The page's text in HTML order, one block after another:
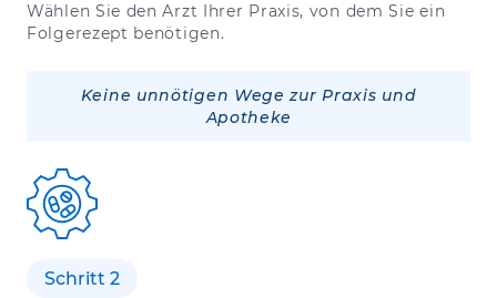
Wählen Sie den Arzt Ihrer Praxis, von dem Sie ein
Folgerezept benötigen.
Keine unnötigen Wege zur Praxis und
Apotheke
Schritt 2